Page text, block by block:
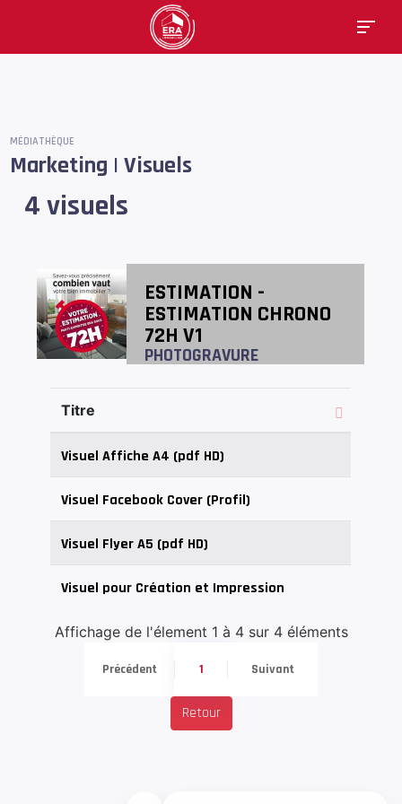
MÉDIATHÈQUE
Marketing | Visuels
4 visuels
ESTIMATION -
ESTIMATION CHRONO
72H V1
PHOTOGRAVURE
Titre
Visuel Affiche A4 (pdf HD)
Visuel Facebook Cover (Profil)
Visuel Flyer A5 (pdf HD)
Visuel pour Création et Impression
Affichage de l'élement 1 à 4 sur 4 éléments
Précédent 1 Suivant
Retour